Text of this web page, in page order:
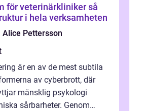
veterinärkliniker så
i hela verksamheten
Alice Pettersson
är en av de mest subtila
av cyberbrott, där
mänsklig psykologi
sårbarheter. Genom